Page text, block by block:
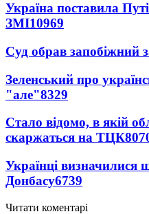
Україна поставила
ЗМІ10969
Суд обрав запобіжний
Зеленський про
"але"8329
Стало відомо, в якій
скаржаться на ТЦК
Українці визначилися
Донбасу6739
Читати коментарі